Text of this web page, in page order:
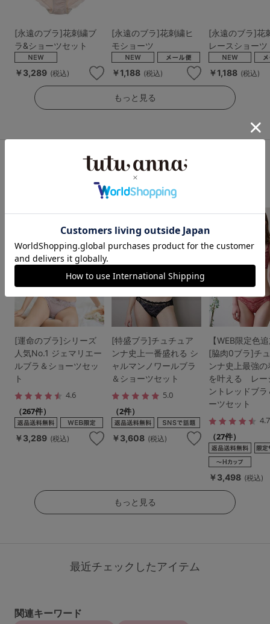
[永遠のブラ]花刺繍ブ
ラ&ショーツセット
￥3,289 (税込)
[永遠のブラ]花刺繍ヒ
モショーツ
￥1,188 (税込)
[永遠のブラ]花
レースショーツ
￥1,188 (税込)
もっと見る
ブラ＆ショーツセット人気ランキング
[運命のブラ]シリーズ
人気No.1 ジェマリエー
ルブラ＆ショーツセッ
ト
4.6
（267件）
￥3,289 (税込)
2
[特盛ブラ]チュチュア
ンナ史上一番盛れる シ
ャルマンノワールブラ
＆ショーツセット
5.0
（2件）
￥3,608 (税込)
【WEB限定色
[脇肉0ブラ]チ
ンナ史上最強
を叶える レー
ントレッドブ
ーツセット
4.7
（27件）
￥3,498 (税込)
もっと見る
最近チェックしたアイテム
関連キーワード